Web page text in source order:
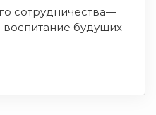
сотрудничества—
будущих